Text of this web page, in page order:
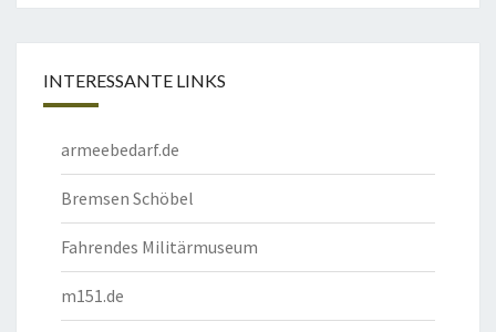
INTERESSANTE LINKS
armeebedarf.de
Bremsen Schöbel
Fahrendes Militärmuseum
m151.de